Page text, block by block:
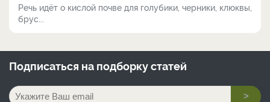
Речь идёт о кислой почве для голубики, черники, клюквы,
брус...
Подписаться на подборку статей
>